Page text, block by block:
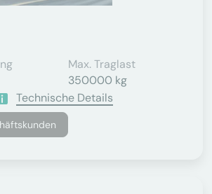
Max. Traglast
350000 kg
Technische Details